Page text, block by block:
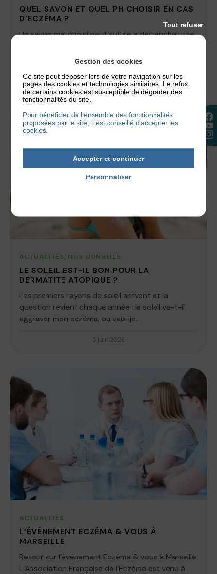
QUEL SAVON ET QUEL PH CHOISIR EN CAS
D’ECZÉMA ?
Un savon mal choisi peut suffire à déclencher une
l’hygiène quand on a...
2 juillet 2026
ACTUALITÉS, NOS CONSEILS
LE SOLEIL EST-IL BON POUR LA
DERMATITE ATOPIQUE ?
Les premiers rayons de soleil arrivent et la
question revient chaque année : le soleil va-t-il
aggraver mon eczéma, ou vais-je...
5 juin 2026
ACTUALITÉS
L’ÉVÉNEMENT ECZÉMA & VOUS À
MARSEILLE
Retour sur l’événement Eczéma & vous à Marseille
L’Association Française de l’Eczéma est venu à
Gestion des cookies
Ce site peut déposer lors de votre navigation sur les
pages des cookies et technologies similaires. Le refus
de certains cookies est susceptible de dégrader des
fonctionnalités du site.
Pour bénéficier de l’ensemble des fonctionnalités
proposées par le site, il est conseillé d'accepter les
cookies.
Accepter et continuer
Tout refuser
Personnaliser